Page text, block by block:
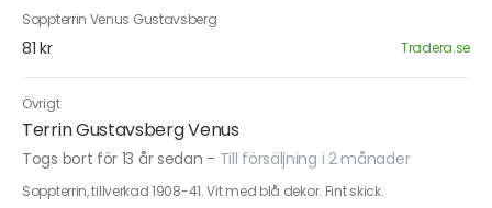
Soppterrin Venus Gustavsberg
81 kr Tradera.se
Övrigt
Terrin Gustavsberg Venus
Togs bort för 13 år sedan - Till försäljning i 2 månader
Soppterrin, tillverkad 1908-41. Vit med blå dekor. Fint skick.